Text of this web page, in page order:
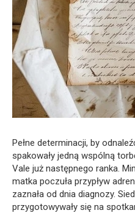
Pełne determinacji, by
spakowały jedną wspólną
Vale już następnego ranka.
matka poczuła przypływ
zaznała od dnia diagnozy.
przygotowywały się na